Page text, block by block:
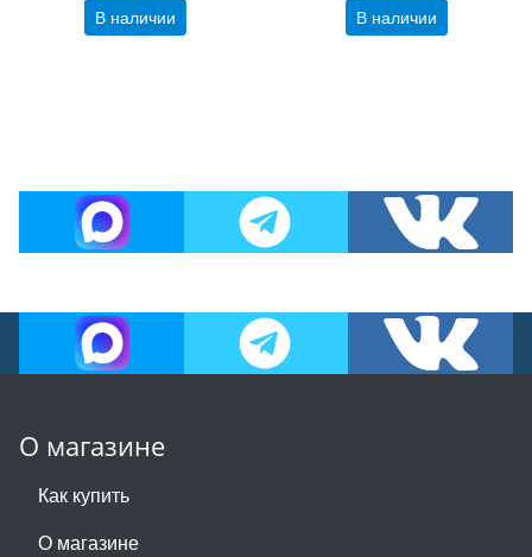
В наличии В наличии
О магазине
Как купить
О магазине